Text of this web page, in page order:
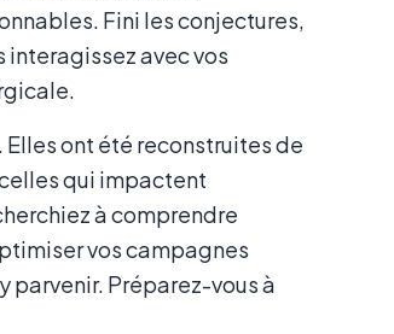
Fini les conjectures,
interagissez avec vos
ont été reconstruites de
qui impactent
à comprendre
vos campagnes
parvenir. Préparez-vous à